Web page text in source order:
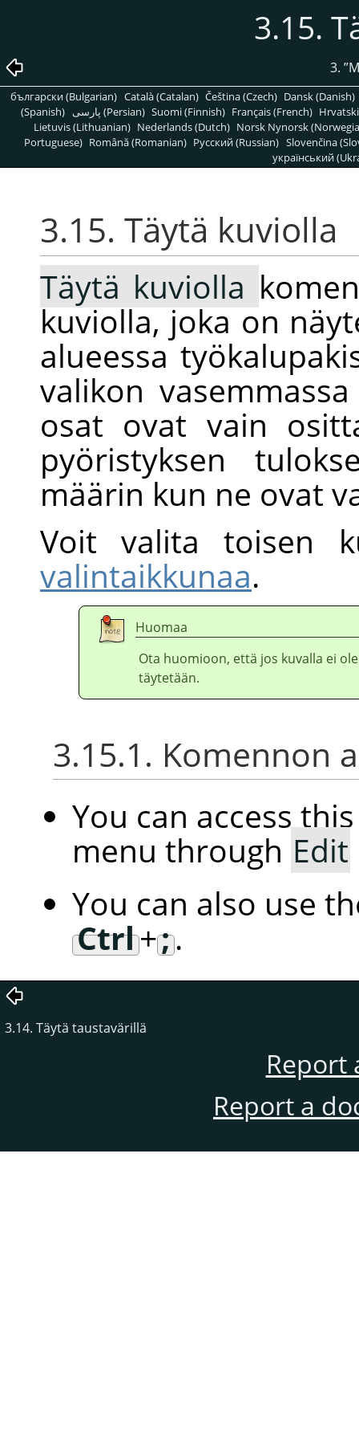
3.15.
3. ”
български (Bulgarian) Català (Catalan) Čeština (Czech) Dansk (Danish)
(Spanish)
پارسی (Persian) Suomi (Finnish) Français (French)
Lietuvis (Lithuanian) Nederlands (Dutch) Norsk Nynorsk
Portuguese) Română (Romanian) Pусский (Russian) Slovenčina
український
3.15. Täytä kuviolla
Täytä kuviolla
kuviolla, joka on
alueessa
valikon
osat ovat vain
pyöristyksen
määrin kun ne ovat
Voit valita toisen
valintaikkunaa.
Huomaa
Ota huomioon, että jos kuvalla ei
täytetään.
3.15.1. Komennon
You can access
menu through Edit
You can also use
Ctrl+;.
3.14. Täytä taustavärillä
Report
Report a